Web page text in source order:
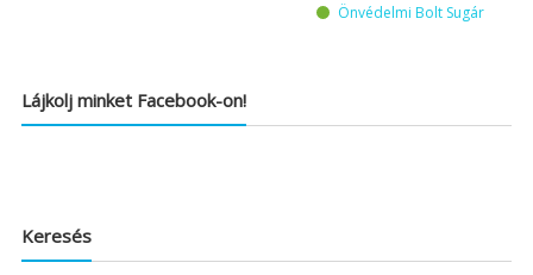
Önvédelmi Bolt Sugár
Lájkolj minket Facebook-on!
Keresés